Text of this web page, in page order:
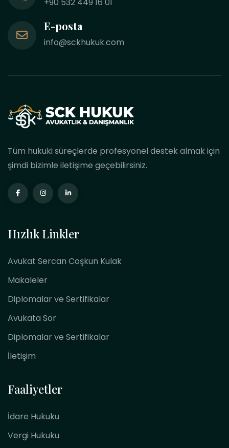
E-posta
info@sckhukuk.com
Tüm hukuki süreçlerde profesyonel destek almak için
şimdi bizimle iletişime geçebilirsiniz.
Hızlık Linkler
Avukat Sercan Coşkun Kulak
Makaleler
Diplomalar ve Sertifikalar
Avukata Sor
Diplomalar ve Sertifikalar
İletişim
Faaliyetler
İdare Hukuku
Vergi Hukuku